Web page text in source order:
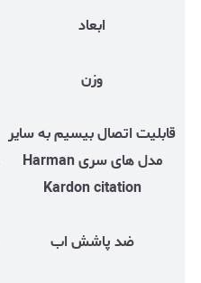
ابعاد
وزن
قابلیت اتصال بیسیم به سایر
مدل های سری Harman
Kardon citation
ضد پاشش اب